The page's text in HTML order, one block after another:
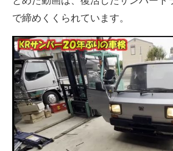
で締めくくられています。